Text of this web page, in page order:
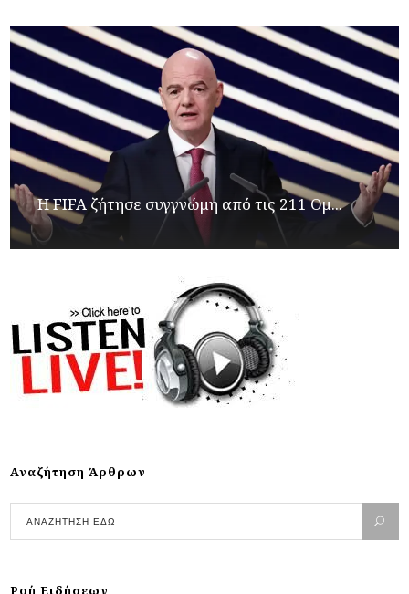
Η FIFA ζήτησε συγγνώμη από τις 211 Ομ...
Αναζήτηση Άρθρων
Ροή Ειδήσεων